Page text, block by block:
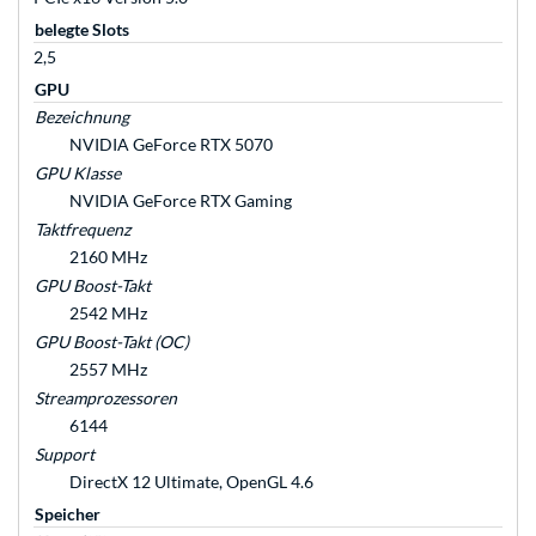
belegte Slots
2,5
GPU
Bezeichnung
NVIDIA GeForce RTX 5070
GPU Klasse
NVIDIA GeForce RTX Gaming
Taktfrequenz
2160 MHz
GPU Boost-Takt
2542 MHz
GPU Boost-Takt (OC)
2557 MHz
Streamprozessoren
6144
Support
DirectX 12 Ultimate, OpenGL 4.6
Speicher